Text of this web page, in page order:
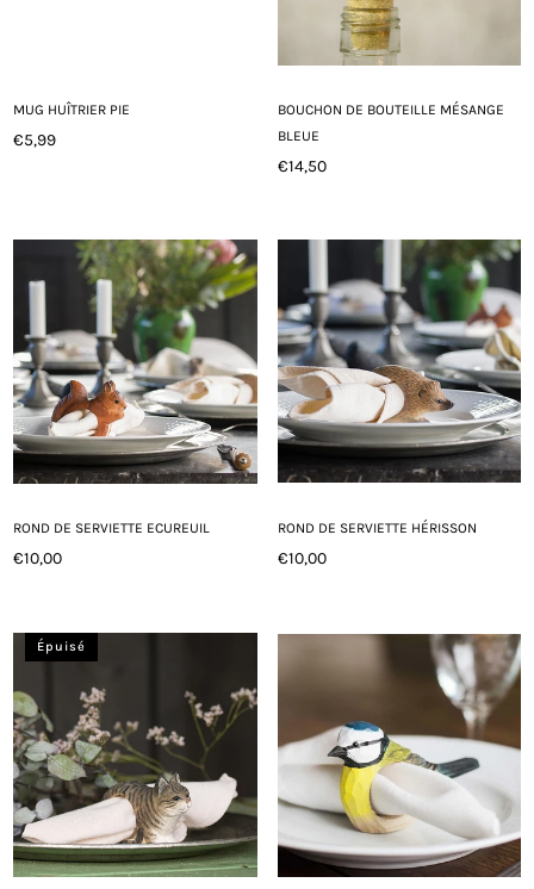
MUG HUÎTRIER PIE
Prix
€5,99
BOUCHON DE BOUTEILLE MÉSANGE
BLEUE
Prix
€14,50
ROND DE SERVIETTE ECUREUIL
Prix
€10,00
ROND DE SERVIETTE HÉRISSON
Prix
€10,00
Épuisé